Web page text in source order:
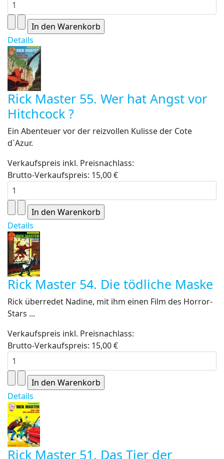
Details
Rick Master 55. Wer hat Angst vor
Hitchcock ?
Ein Abenteuer vor der reizvollen Kulisse der Cote
d`Azur.
Verkaufspreis inkl. Preisnachlass:
Brutto-Verkaufspreis: 15,00 €
Details
Rick Master 54. Die tödliche Maske
Rick überredet Nadine, mit ihm einen Film des Horror-
Stars ...
Verkaufspreis inkl. Preisnachlass:
Brutto-Verkaufspreis: 15,00 €
Details
Rick Master 51. Das Tier der